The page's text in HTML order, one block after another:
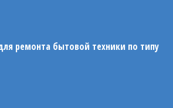
ремонта бытовой техники по типу